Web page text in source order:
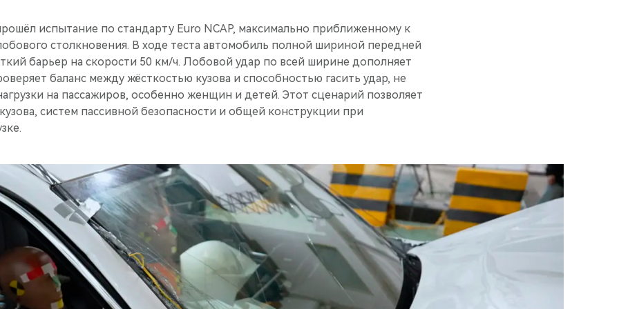
испытание по стандарту Euro NCAP, максимально приближенному к
столкновения. В ходе теста автомобиль полной шириной передней
барьер на скорости 50 км/ч. Лобовой удар по всей ширине дополняет
баланс между жёсткостью кузова и способностью гасить удар, не
на пассажиров, особенно женщин и детей. Этот сценарий позволяет
систем пассивной безопасности и общей конструкции при